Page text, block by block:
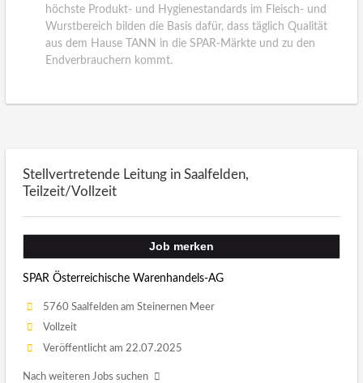
höchste Produkt- und Hygienestandards im Fleisch- und
Wurstbereich bilden die Basis dafür, dass täglich Qualität
aus dem Hause TANN in die SPAR-Märkte und zu den
Endverbrauchern kommt.
Stellvertretende Leitung in Saalfelden,
Teilzeit/Vollzeit
Job merken
SPAR Österreichische Warenhandels-AG
5760 Saalfelden am Steinernen Meer
Vollzeit
Veröffentlicht am 22.07.2025
Nach weiteren Jobs suchen